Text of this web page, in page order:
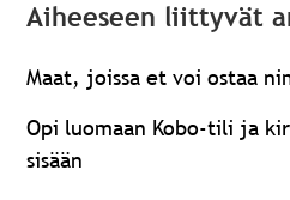
Aiheeseen liittyvät
Maat, joissa et voi ostaa
Opi luomaan Kobo-tili ja
sisään